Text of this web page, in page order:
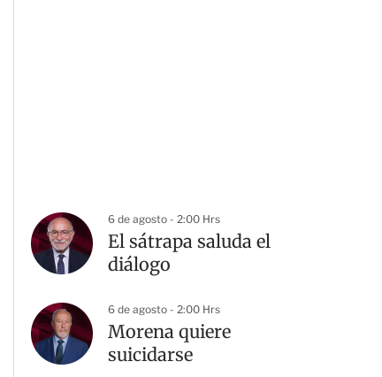
6 de agosto - 2:00 Hrs
El sátrapa saluda el
diálogo
6 de agosto - 2:00 Hrs
Morena quiere
suicidarse